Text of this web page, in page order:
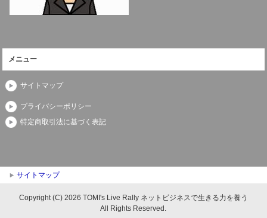
メニュー
サイトマップ
プライバシーポリシー
特定商取引法に基づく表記
サイトマップ
Copyright (C) 2026 TOMI's Live Rally ネットビジネスで生きる力を養う
All Rights Reserved.